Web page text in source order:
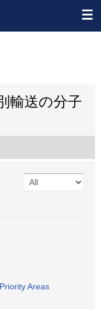
輸送の分子
Areas